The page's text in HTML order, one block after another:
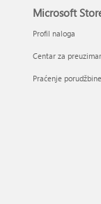
Microsoft
Profil naloga
Centar za
Praćenje porudžbine